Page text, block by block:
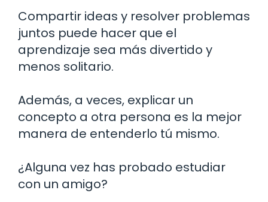
Compartir ideas y resolver problemas
juntos puede hacer que el
aprendizaje sea más divertido y
menos solitario.
Además, a veces, explicar un
concepto a otra persona es la mejor
manera de entenderlo tú mismo.
¿Alguna vez has probado estudiar
con un amigo?